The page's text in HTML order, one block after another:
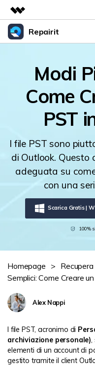
Prodotti in evidenza
Panoramica
Soluzione
Chi siamo
Sala stampa
Supporto
Repairit
Esperti nella
Problemi del Computer
Problemi del Dispositivo
TROVA ALTRE
Più Argomenti
30% OFF!
Supporto
SCARICA ORA
search
Modi
Come
PST
I file PST sono
di Outlook. Questo
adeguata su
con una
Scarica Gratis |
100%
Homepage >
Semplici: Come Creare
Alex Nappi
I file PST, acronimo di
archiviazione personale),
elementi di un account di
gestito tramite il client